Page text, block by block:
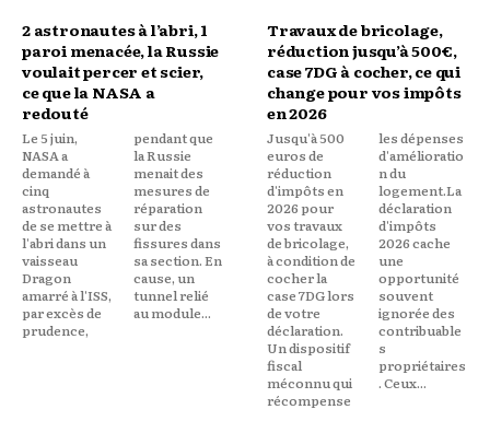
2 astronautes à l’abri, 1
paroi menacée, la Russie
voulait percer et scier,
ce que la NASA a
redouté
Le 5 juin,
NASA a
demandé à
cinq
astronautes
de se mettre à
l'abri dans un
vaisseau
Dragon
amarré à l'ISS,
par excès de
prudence,
pendant que
la Russie
menait des
mesures de
réparation
sur des
fissures dans
sa section. En
cause, un
tunnel relié
au module...
Travaux de bricolage,
réduction jusqu’à 500€,
case 7DG à cocher, ce qui
change pour vos impôts
en 2026
Jusqu'à 500
euros de
réduction
d'impôts en
2026 pour
vos travaux
de bricolage,
à condition de
cocher la
case 7DG lors
de votre
déclaration.
Un dispositif
fiscal
méconnu qui
récompense
les dépenses
d'amélioratio
n du
logement.La
déclaration
d'impôts
2026 cache
une
opportunité
souvent
ignorée des
contribuable
s
propriétaires
. Ceux...